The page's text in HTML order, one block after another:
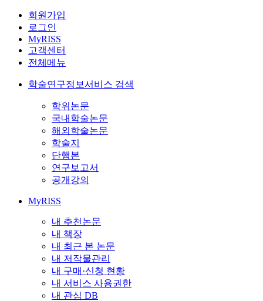
회원가입
로그인
MyRISS
고객센터
전체메뉴
학술연구정보서비스 검색
학위논문
국내학술논문
해외학술논문
학술지
단행본
연구보고서
공개강의
MyRISS
내 추천논문
내 책장
내 최근 본 논문
내 저작물관리
내 구매·신청 현황
내 서비스 사용권한
내 관심 DB